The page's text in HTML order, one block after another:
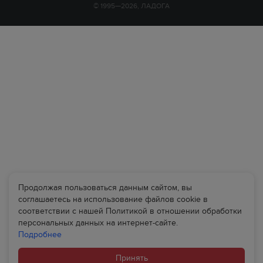
Продолжая пользоваться данным сайтом, вы
соглашаетесь на использование файлов cookie в
соответствии с нашей Политикой в отношении обработки
персональных данных на интернет-сайте.
Подробнее
Принять
© 1995—2026, ЛАДОГА